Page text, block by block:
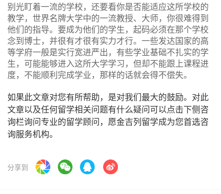
别光盯着一流的学校，还要看你是否能适应这所学校的
教学，世界名牌大学中的一流教授、大师，你很难得到
他们的指导。要成为他们的学生，起码必须在那个学校
念到博士，并很有才很有实力才行。一些发达国家的高
等学府一般是实行宽进严出，有些学业基础不扎实的学
生，可能能够进入这所大学学习，但却不能跟上课程进
度，不能顺利完成学业，那样的话就会得不偿失。
如果此文章对您有所帮助，是对我们最大的鼓励。对此
文章以及任何留学相关问题有什么疑问可以点击下侧咨
询栏询问专业的留学顾问，愿金吉列留学成为您首选咨
询服务机构。
分享到